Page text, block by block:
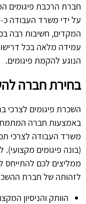
חברת הרכבת פיגומים
על ידי משרד העבודה כ-
המקדים, חשיבות רבה
עמידה מלאה בכל
הנוגע להקמת פיגומים.
בחירת חברה
השכרת פיגומים לצרכי
באמצעות חברה המתמחה
משרד העבודה לצרכי
(בונה פיגומים
ממליצים לכם להתייחס
לזהותה של חברת
הוותק והניסיון